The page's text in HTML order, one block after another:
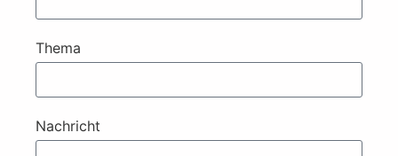
Thema
Nachricht